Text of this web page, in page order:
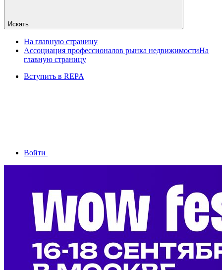
Искать
На главную страницу
Ассоциация профессионалов рынка недвижимостиНа
главную страницу
Вступить в REPA
Войти